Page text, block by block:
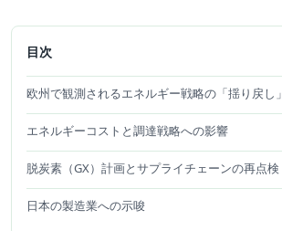
目次
欧州で観測されるエネルギー戦略の「揺り戻し」
エネルギーコストと調達戦略への影響
脱炭素（GX）計画とサプライチェーンの再点検
日本の製造業への示唆